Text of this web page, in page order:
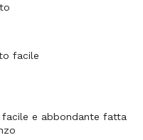
facile
facile e abbondante fatta